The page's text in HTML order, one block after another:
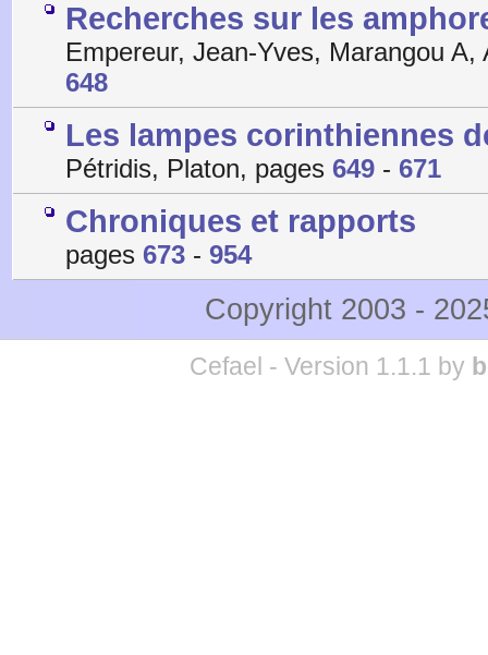
Recherches sur les
Empereur, Jean-Yves, Marangou
648
Les lampes corinthiennes
Pétridis, Platon, pages 649 - 671
Chroniques et rapports
pages 673 - 954
Copyright 2003 -
Cefael - Version 1.1.1 by